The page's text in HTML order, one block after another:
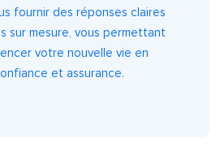
fournir des réponses claires
sur mesure, vous permettant
votre nouvelle vie en
et assurance.